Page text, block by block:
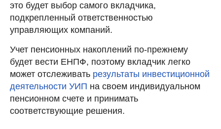
это будет выбор самого вкладчика,
подкрепленный ответственностью
управляющих компаний.
Учет пенсионных накоплений по-прежнему
будет вести ЕНПФ, поэтому вкладчик легко
может отслеживать результаты инвестиционной
деятельности УИП на своем индивидуальном
пенсионном счете и принимать
соответствующие решения.